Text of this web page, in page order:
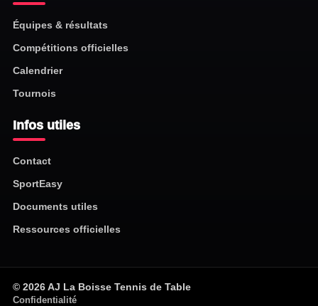
Équipes & résultats
Compétitions officielles
Calendrier
Tournois
Infos utiles
Contact
SportEasy
Documents utiles
Ressources officielles
© 2026 AJ La Boisse Tennis de Table
Confidentialité